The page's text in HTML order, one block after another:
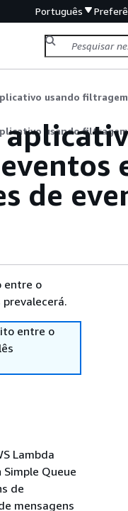
Português
usando
de
entre o
entre o
Lambda
Queue
de
mensagens